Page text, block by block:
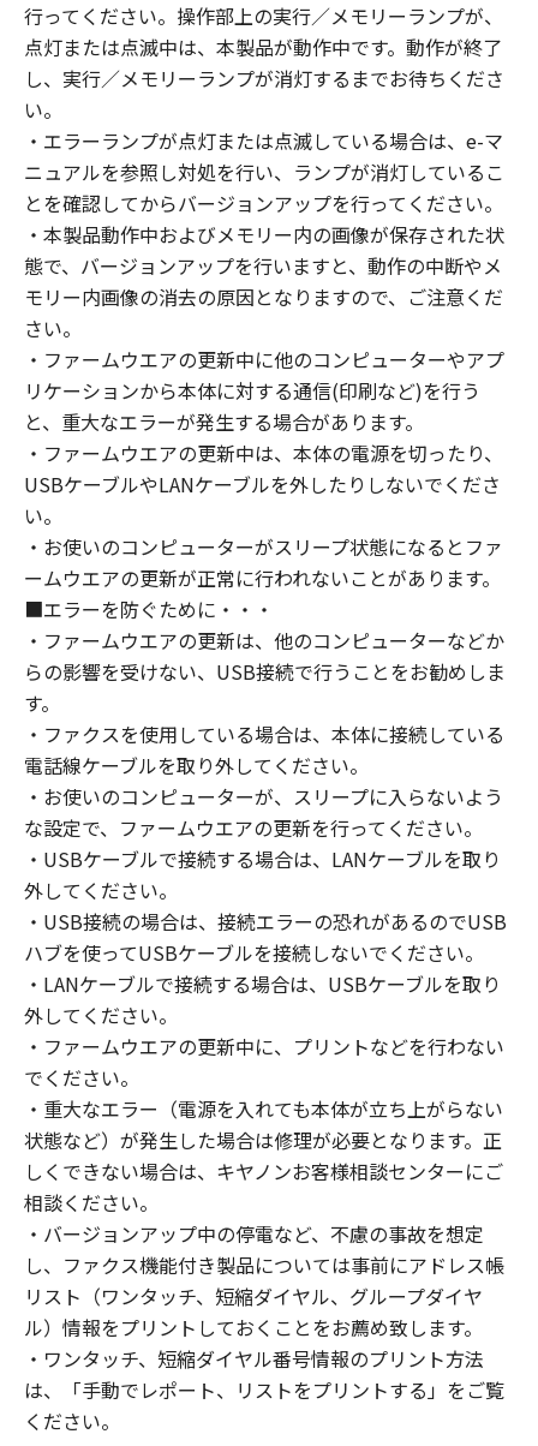
行ってください。操作部上の実行／メモリーランプが、
点灯または点滅中は、本製品が動作中です。動作が終了
し、実行／メモリーランプが消灯するまでお待ちくださ
い。
・エラーランプが点灯または点滅している場合は、e-マ
ニュアルを参照し対処を行い、ランプが消灯しているこ
とを確認してからバージョンアップを行ってください。
・本製品動作中およびメモリー内の画像が保存された状
態で、バージョンアップを行いますと、動作の中断やメ
モリー内画像の消去の原因となりますので、ご注意くだ
さい。
・ファームウエアの更新中に他のコンピューターやアプ
リケーションから本体に対する通信(印刷など)を行う
と、重大なエラーが発生する場合があります。
・ファームウエアの更新中は、本体の電源を切ったり、
USBケーブルやLANケーブルを外したりしないでくださ
い。
・お使いのコンピューターがスリープ状態になるとファ
ームウエアの更新が正常に行われないことがあります。
■エラーを防ぐために・・・
・ファームウエアの更新は、他のコンピューターなどか
らの影響を受けない、USB接続で行うことをお勧めしま
す。
・ファクスを使用している場合は、本体に接続している
電話線ケーブルを取り外してください。
・お使いのコンピューターが、スリープに入らないよう
な設定で、ファームウエアの更新を行ってください。
・USBケーブルで接続する場合は、LANケーブルを取り
外してください。
・USB接続の場合は、接続エラーの恐れがあるのでUSB
ハブを使ってUSBケーブルを接続しないでください。
・LANケーブルで接続する場合は、USBケーブルを取り
外してください。
・ファームウエアの更新中に、プリントなどを行わない
でください。
・重大なエラー（電源を入れても本体が立ち上がらない
状態など）が発生した場合は修理が必要となります。正
しくできない場合は、キヤノンお客様相談センターにご
相談ください。
・バージョンアップ中の停電など、不慮の事故を想定
し、ファクス機能付き製品については事前にアドレス帳
リスト（ワンタッチ、短縮ダイヤル、グループダイヤ
ル）情報をプリントしておくことをお薦め致します。
・ワンタッチ、短縮ダイヤル番号情報のプリント方法
は、「手動でレポート、リストをプリントする」をご覧
ください。